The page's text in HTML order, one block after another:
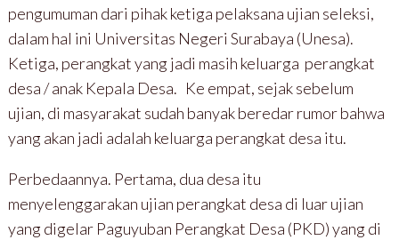
pengumuman dari pihak ketiga pelaksana ujian seleksi,
dalam hal ini Universitas Negeri Surabaya (Unesa).
Ketiga, perangkat yang jadi masih keluarga perangkat
desa / anak Kepala Desa. Ke empat, sejak sebelum
ujian, di masyarakat sudah banyak beredar rumor bahwa
yang akan jadi adalah keluarga perangkat desa itu.
Perbedaannya. Pertama, dua desa itu
menyelenggarakan ujian perangkat desa di luar ujian
yang digelar Paguyuban Perangkat Desa (PKD) yang di